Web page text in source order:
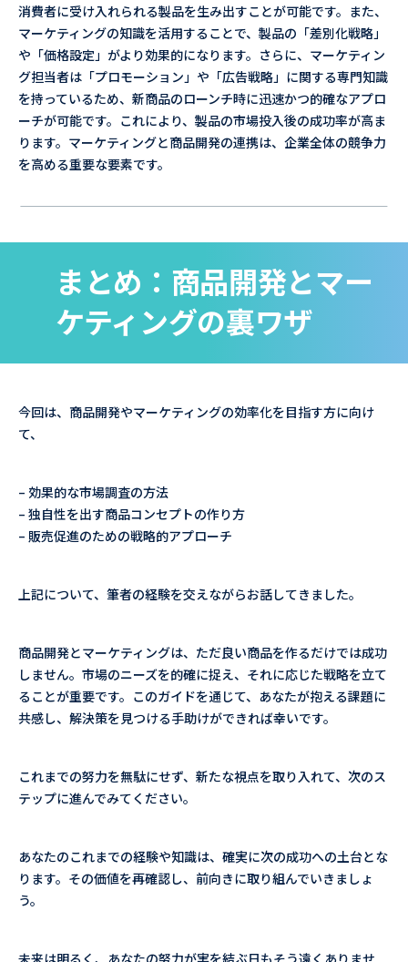
消費者に受け入れられる製品を生み出すことが可能です。また、
マーケティングの知識を活用することで、製品の「差別化戦略」
や「価格設定」がより効果的になります。さらに、マーケティン
グ担当者は「プロモーション」や「広告戦略」に関する専門知識
を持っているため、新商品のローンチ時に迅速かつ的確なアプロ
ーチが可能です。これにより、製品の市場投入後の成功率が高ま
ります。マーケティングと商品開発の連携は、企業全体の競争力
を高める重要な要素です。
まとめ：商品開発とマー
ケティングの裏ワザ
今回は、商品開発やマーケティングの効率化を目指す方に向け
て、
– 効果的な市場調査の方法
– 独自性を出す商品コンセプトの作り方
– 販売促進のための戦略的アプローチ
上記について、筆者の経験を交えながらお話してきました。
商品開発とマーケティングは、ただ良い商品を作るだけでは成功
しません。市場のニーズを的確に捉え、それに応じた戦略を立て
ることが重要です。このガイドを通じて、あなたが抱える課題に
共感し、解決策を見つける手助けができれば幸いです。
これまでの努力を無駄にせず、新たな視点を取り入れて、次のス
テップに進んでみてください。
あなたのこれまでの経験や知識は、確実に次の成功への土台とな
ります。その価値を再確認し、前向きに取り組んでいきましょ
う。